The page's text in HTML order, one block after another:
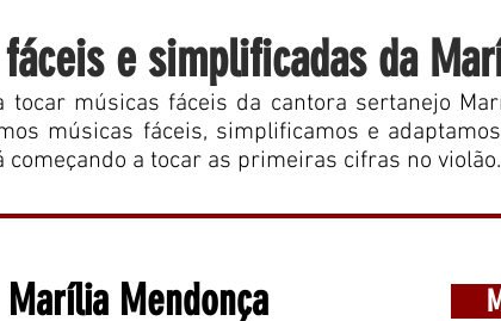
e simplificadas da
tocar músicas fáceis da cantora sertanejo
músicas fáceis, simplificamos e
começando a tocar as primeiras cifras no violão.
Marília Mendonça